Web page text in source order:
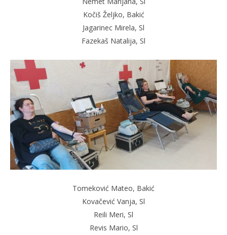
Kočiš Željko, Bakić
Jagarinec Mirela, Sl
Fazekaš Natalija, Sl
Tomeković Mateo, Bakić
Kovačević Vanja, Sl
Reili Meri, Sl
Revis Mario, Sl